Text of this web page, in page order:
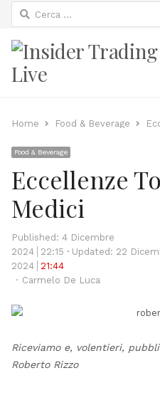
Ricerca
per:
Home Food & Beverage
Food & Beverage
Eccellenze
Medici
Published: 4 Dicembre
2024
22:15
Updated: 22
2024
21:44
Author
Carmelo De Luca
Riceviamo e, volentieri,
Roberto Rizzo